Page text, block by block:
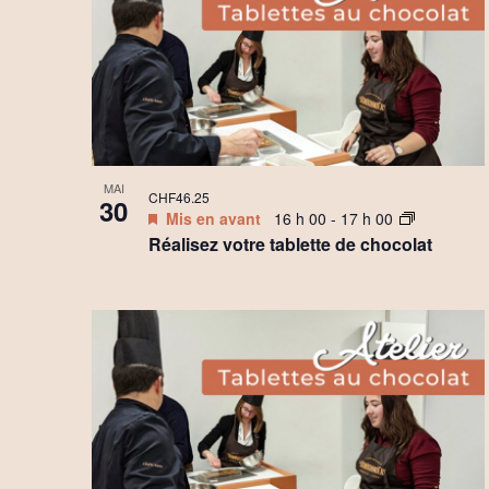
g
a
i
o
u
e
i
n
P
h
V
i
e
MAI
30
Réalisez votre tablette de chocolat
Mis en avant 16 h 00 - 17 h 00
CHF46.25